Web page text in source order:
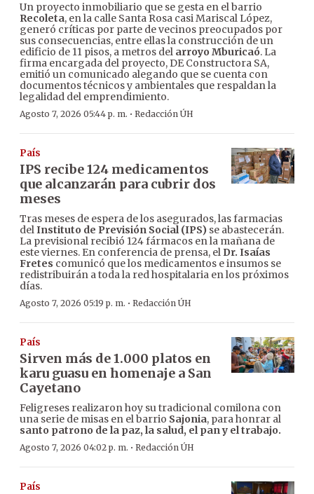
Un proyecto inmobiliario que se gesta en el barrio
Recoleta, en la calle Santa Rosa casi Mariscal López,
generó críticas por parte de vecinos preocupados por
sus consecuencias, entre ellas la construcción de un
edificio de 11 pisos, a metros del arroyo Mburicaó. La
firma encargada del proyecto, DE Constructora SA,
emitió un comunicado alegando que se cuenta con
documentos técnicos y ambientales que respaldan la
legalidad del emprendimiento.
Agosto 7, 2026 05:44 p. m. · Redacción ÚH
País
IPS recibe 124 medicamentos
que alcanzarán para cubrir dos
meses
Tras meses de espera de los asegurados, las farmacias
delInstituto de Previsión Social (IPS) se abastecerán.
La previsional recibió 124 fármacos en la mañana de
este viernes. En conferencia de prensa, el Dr. Isaías
Fretes comunicó que los medicamentos e insumos se
redistribuirán a toda la red hospitalaria en los próximos
días.
Agosto 7, 2026 05:19 p. m. · Redacción ÚH
País
Sirven más de 1.000 platos en
karu guasu en homenaje a San
Cayetano
Feligreses realizaron hoy su tradicional comilona con
una serie de misas en el barrio Sajonia, para honrar al
santo patrono de la paz, la salud, el pan y el trabajo.
Agosto 7, 2026 04:02 p. m. · Redacción ÚH
País